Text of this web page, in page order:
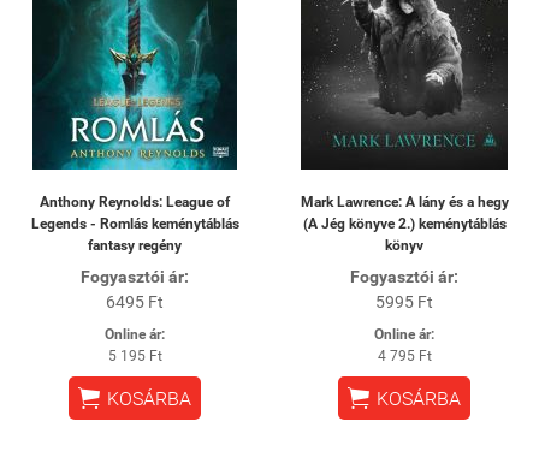
Anthony Reynolds: League of
Legends - Romlás keménytáblás
fantasy regény
Fogyasztói ár:
6495 Ft
Online ár:
5 195 Ft
 KOSÁRBA
Mark Lawrence: A lány és a hegy
(A Jég könyve 2.) keménytáblás
könyv
Fogyasztói ár:
5995 Ft
Online ár:
4 795 Ft
 KOSÁRBA